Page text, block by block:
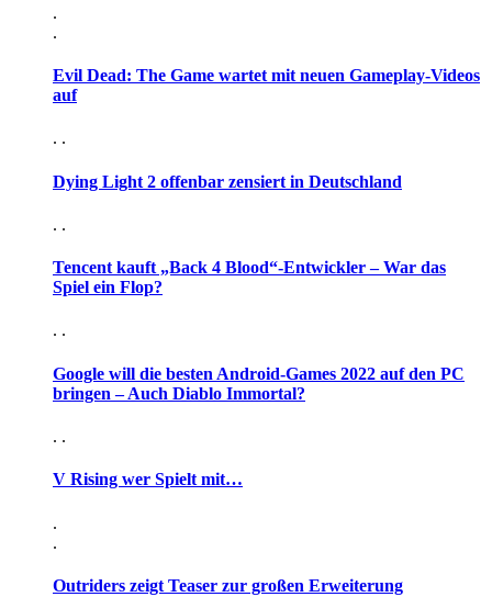
.
.
Evil Dead: The Game wartet mit neuen Gameplay-Videos
auf
. .
Dying Light 2 offenbar zensiert in Deutschland
. .
Tencent kauft „Back 4 Blood“-Entwickler – War das
Spiel ein Flop?
. .
Google will die besten Android-Games 2022 auf den PC
bringen – Auch Diablo Immortal?
. .
V Rising wer Spielt mit…
.
.
Outriders zeigt Teaser zur großen Erweiterung